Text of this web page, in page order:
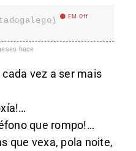
EM Off
hace
vez a ser mais
que rompo!…
que vexa, pola noite,